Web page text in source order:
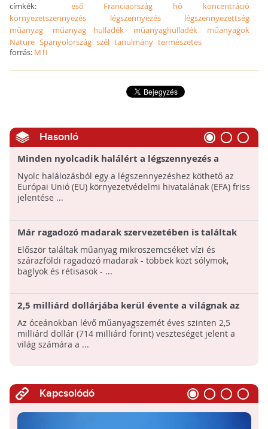
címkék: eső Franciaország hó
koncentráció
környezetszennyezés
légszennyezés
légszennyezettség
műanyag
műanyag hulladék műanyaghulladék
műanyagok
Nature Spanyolország szél tanulmány természetes
forrás: MTI
Hasonló
Minden nyolcadik halálért a légszennyezés a
felelős
Nyolc halálozásból egy a légszennyezéshez köthető az
Európai Unió (EU) környezetvédelmi hivatalának (EFA) friss
jelentése ...
Már ragadozó madarak szervezetében is találtak
mikroműanyagot
Először találtak műanyag mikroszemcséket vízi és
szárazföldi ragadozó madarak - többek közt sólymok,
baglyok és rétisasok - ...
2,5 milliárd dollárjába kerül évente a világnak az
óceánokban lévő műanyagszemét
Az óceánokban lévő műanyagszemét éves szinten 2,5
milliárd dollár (714 milliárd forint) veszteséget jelent a
világ számára a ...
Kapcsolódó